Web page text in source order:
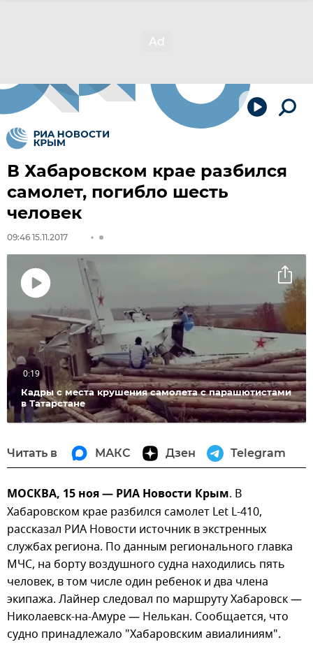
В Хабаровском крае разбился
самолет, погибло шесть
человек
09:46 15.11.2017
Воспроизвести
видео
Кадры с места крушения самолета с парашютистами
в Татарстане
0:19
Читать в МАКС Дзен Telegram
МОСКВА, 15 ноя — РИА Новости Крым. В
Хабаровском крае разбился самолет Let L-410,
рассказал РИА Новости источник в экстренных
службах региона. По данным регионального главка
МЧС, на борту воздушного судна находились пять
человек, в том числе один ребенок и два члена
экипажа. Лайнер следовал по маршруту Хабаровск —
Николаевск-на-Амуре — Нелькан. Сообщается, что
судно принадлежало "Хабаровским авиалиниям".